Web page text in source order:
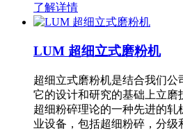
了解详情
LUM 超细立式磨粉机
超细立式磨粉机是结合我们公
它的设计和研究的基础上立磨
超细粉碎理论的一种先进的
业设备，包括超细粉碎，分